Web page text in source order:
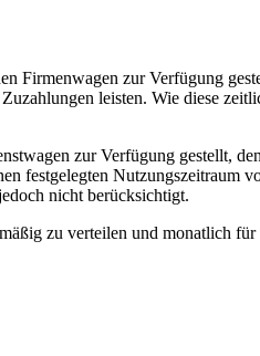
Firmenwagen zur Verfügung
leisten. Wie diese
zur Verfügung gestellt,
festgelegten Nutzungszeitraum
nicht berücksichtigt.
zu verteilen und monatlich